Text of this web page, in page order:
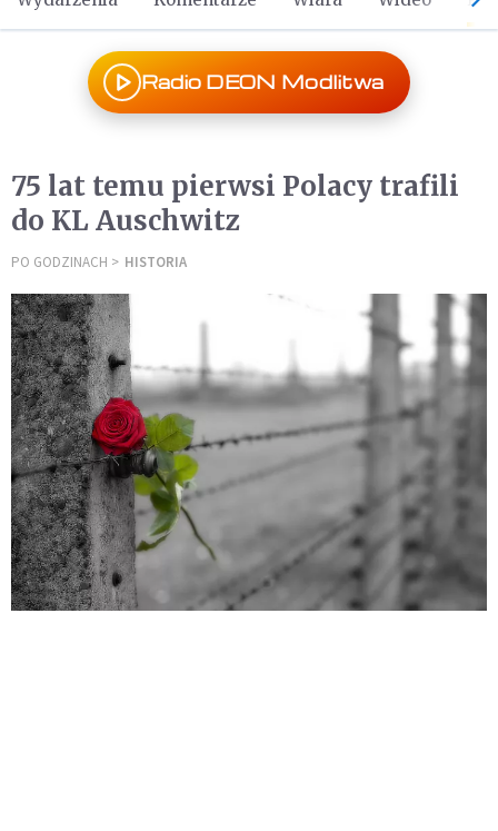
Radio DEON Modlitwa
75 lat temu pierwsi Polacy trafili
do KL Auschwitz
PO GODZINACH HISTORIA